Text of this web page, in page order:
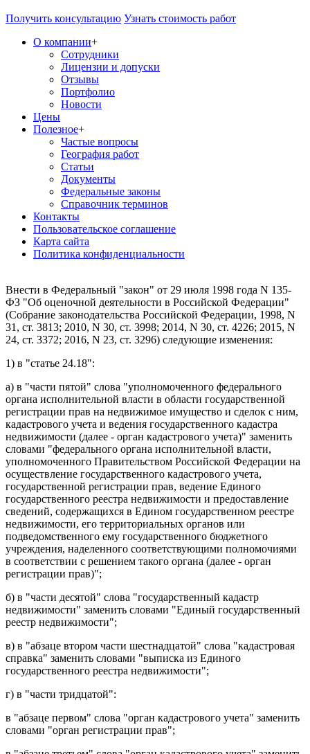
Получить консультацию Узнать стоимость работ
О компании+
Сотрудники
Лицензии и допуски
Отзывы
Портфолио
Новости
Цены
Полезное+
Частые вопросы
География работ
Статьи
Документы
Федеральные законы
Справочник терминов
Контакты
Пользовательское соглашение
Карта сайта
Политика конфиденциальности
Внести в Федеральный закон
от 29 июля 1998 года N 135-
ФЗ "Об оценочной деятельности в Российской Федерации"
(Собрание законодательства Российской Федерации, 1998, N
31, ст. 3813; 2010, N 30, ст. 3998; 2014, N 30, ст. 4226; 2015, N
24, ст. 3372; 2016, N 23, ст. 3296) следующие изменения:
1) в
статье 24.18 :
а) в
части пятой
слова "уполномоченного федерального
органа исполнительной власти в области государственной
регистрации прав на недвижимое имущество и сделок с ним,
кадастрового учета и ведения государственного кадастра
недвижимости (далее - орган кадастрового учета)" заменить
словами "федерального органа исполнительной власти,
уполномоченного Правительством Российской Федерации на
осуществление государственного кадастрового учета,
государственной регистрации прав, ведение Единого
государственного реестра недвижимости и предоставление
сведений, содержащихся в Едином государственном реестре
недвижимости, его территориальных органов или
подведомственного ему государственного бюджетного
учреждения, наделенного соответствующими полномочиями
в соответствии с решением такого органа (далее - орган
регистрации прав)";
б) в
части десятой
слова "государственный кадастр
недвижимости" заменить словами "Единый государственный
реестр недвижимости";
в) в
абзаце втором части шестнадцатой
слова "кадастровая
справка" заменить словами "выписка из Единого
государственного реестра недвижимости";
г) в
части тридцатой :
в
абзаце первом
слова "орган кадастрового учета" заменить
словами "орган регистрации прав";